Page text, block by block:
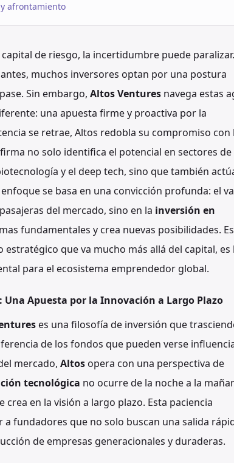
afrontamiento
de riesgo, la incertidumbre puede
muchos inversores optan por una postura
Sin embargo, Altos Ventures navega estas
una apuesta firme y proactiva por la
se retrae, Altos redobla su compromiso con
no solo identifica el potencial en sectores de
y el deep tech, sino que también
se basa en una convicción profunda: el
del mercado, sino en la inversión en
fundamentales y crea nuevas posibilidades.
que va mucho más allá del capital, es
para el ecosistema emprendedor global.
Apuesta por la Innovación a Largo Plazo
es una filosofía de inversión que
de los fondos que pueden verse
mercado, Altos opera con una perspectiva de
tecnológica no ocurre de la noche a la
en la visión a largo plazo. Esta paciencia
fundadores que no solo buscan una salida
de empresas generacionales y duraderas.